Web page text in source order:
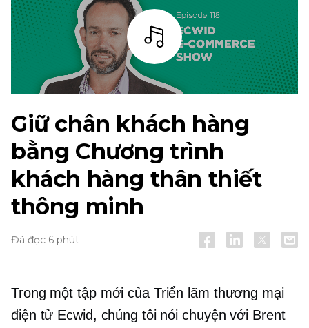
Thanh
Giữ chân khách hàng
bằng Chương trình
khách hàng thân thiết
thông minh
Đã đọc 6 phút
Trong một tập mới của Triển lãm thương mại
điện tử Ecwid, chúng tôi nói chuyện với Brent